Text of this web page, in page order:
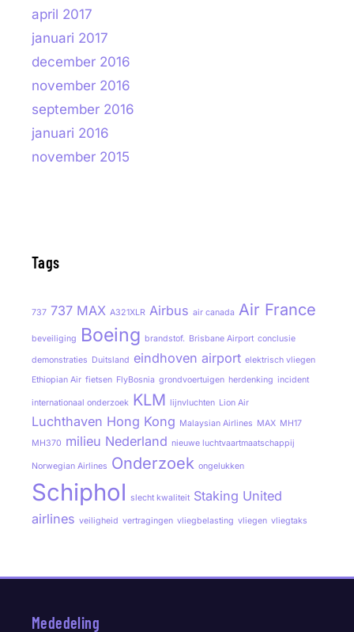
april 2017
januari 2017
december 2016
november 2016
september 2016
januari 2016
november 2015
Tags
737 737 MAX A321XLR Airbus air canada Air France
beveiliging Boeing brandstof. Brisbane Airport conclusie
demonstraties Duitsland eindhoven airport elektrisch vliegen
Ethiopian Air fietsen FlyBosnia grondvoertuigen herdenking incident
internationaal onderzoek KLM lijnvluchten Lion Air
Luchthaven Hong Kong Malaysian Airlines MAX MH17
MH370 milieu Nederland nieuwe luchtvaartmaatschappij
Norwegian Airlines Onderzoek ongelukken
Schiphol slecht kwaliteit Staking United
airlines veiligheid vertragingen vliegbelasting vliegen vliegtaks
Mededeling